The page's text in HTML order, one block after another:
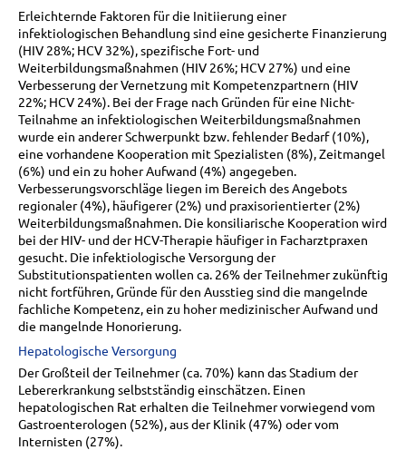
Erleichternde Faktoren für die Initiierung einer
infektiologischen Behandlung sind eine gesicherte Finanzierung
(HIV 28%; HCV 32%), spezifische Fort- und
Weiterbildungsmaßnahmen (HIV 26%; HCV 27%) und eine
Verbesserung der Vernetzung mit Kompetenzpartnern (HIV
22%; HCV 24%). Bei der Frage nach Gründen für eine Nicht-
Teilnahme an infektiologischen Weiterbildungsmaßnahmen
wurde ein anderer Schwerpunkt bzw. fehlender Bedarf (10%),
eine vorhandene Kooperation mit Spezialisten (8%), Zeitmangel
(6%) und ein zu hoher Aufwand (4%) angegeben.
Verbesserungsvorschläge liegen im Bereich des Angebots
regionaler (4%), häufigerer (2%) und praxisorientierter (2%)
Weiterbildungsmaßnahmen. Die konsiliarische Kooperation wird
bei der HIV- und der HCV-Therapie häufiger in Facharztpraxen
gesucht. Die infektiologische Versorgung der
Substitutionspatienten wollen ca. 26% der Teilnehmer zukünftig
nicht fortführen, Gründe für den Ausstieg sind die mangelnde
fachliche Kompetenz, ein zu hoher medizinischer Aufwand und
die mangelnde Honorierung.
Hepatologische Versorgung
Der Großteil der Teilnehmer (ca. 70%) kann das Stadium der
Lebererkrankung selbstständig einschätzen. Einen
hepatologischen Rat erhalten die Teilnehmer vorwiegend vom
Gastroenterologen (52%), aus der Klinik (47%) oder vom
Internisten (27%).